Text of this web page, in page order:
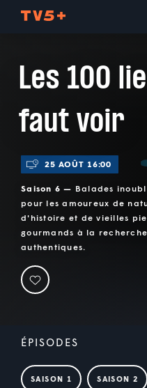
Les 100
faut voir
25 AOÛT 16:00
Saison 6 — Balades
pour les amoureux de
d'histoire et de vieilles
gourmands à la
authentiques.
ÉPISODES
SAISON 1 SAISON 2